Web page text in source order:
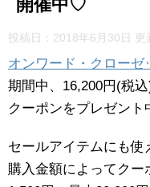
開催中♡
投稿日：2018年6月30日 更
オンワード・クローゼ
期間中、16,200円(税
クーポンをプレゼント
セールアイテムにも
購入金額によってク